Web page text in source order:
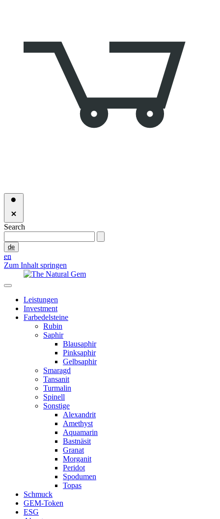
Search
de
en
Zum Inhalt springen
Leistungen
Investment
Farbedelsteine
Rubin
Saphir
Blausaphir
Pinksaphir
Gelbsaphir
Smaragd
Tansanit
Turmalin
Spinell
Sonstige
Alexandrit
Amethyst
Aquamarin
Bastnäsit
Granat
Morganit
Peridot
Spodumen
Topas
Schmuck
GEM-Token
ESG